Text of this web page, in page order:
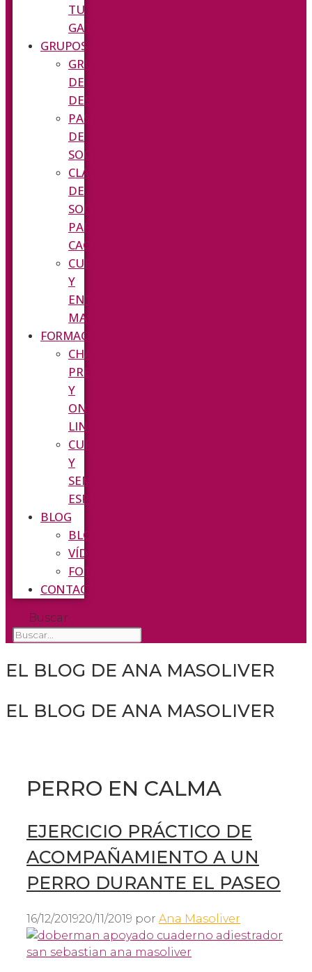
TU
GATO
GRUPOS
GRUPOS
DE
DESARROLLO
PASEOS
DE
SOCIALIZACIÓN
CLASES
DE
SOCIALIZACIÓN
PARA
CACHORROS
CURSO
Y
ENTRENAMIENTOS
MANTRAILING
FORMACIÓN
CHARLAS
PRESENCIALES
Y
ON
LINE
CURSOS
Y
SEMINARIOS
ESPECIALIZADOS
BLOG
BLOG
VÍDEOS
FOTOS
CONTACTO
Buscar
EL BLOG DE ANA MASOLIVER
EL BLOG DE ANA MASOLIVER
PERRO EN CALMA
EJERCICIO PRÁCTICO DE
ACOMPAÑAMIENTO A UN
PERRO DURANTE EL PASEO
16/12/201920/11/2019 por Ana Masoliver